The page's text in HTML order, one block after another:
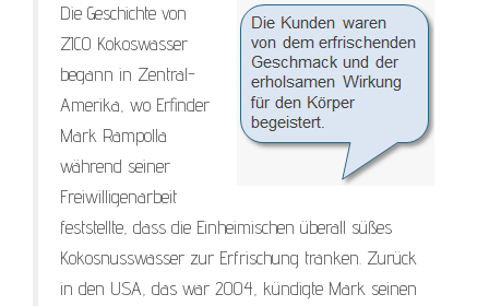
Die Geschichte von
ZICO Kokoswasser
begann in Zentral-
Amerika, wo Erfinder
Mark Rampolla
während seiner
Freiwilligenarbeit
feststellte, dass die Einheimischen überall süßes
Kokosnusswasser zur Erfrischung tranken. Zurück
in den USA, das war 2004, kündigte Mark seinen